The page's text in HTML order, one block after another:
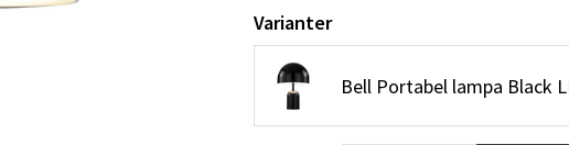
Varianter
Bell Portabel lampa Black